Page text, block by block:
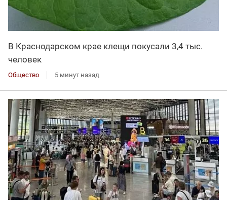
В Краснодарском крае клещи покусали 3,4 тыс.
человек
Общество 5 минут назад